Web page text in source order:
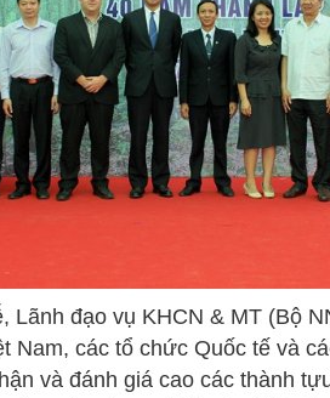
Lãnh đạo vụ KHCN & MT (Bộ
Nam, các tổ chức Quốc tế và
và đánh giá cao các thành